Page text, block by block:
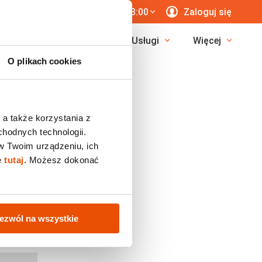
O plikach cookies
a także korzystania z
technologii.
Twoim urządzeniu, ich
tutaj. Możesz dokonać
na wszystkie
7 dni/tyg. 8:00-23:00 Zaloguj się
Usługi Więcej